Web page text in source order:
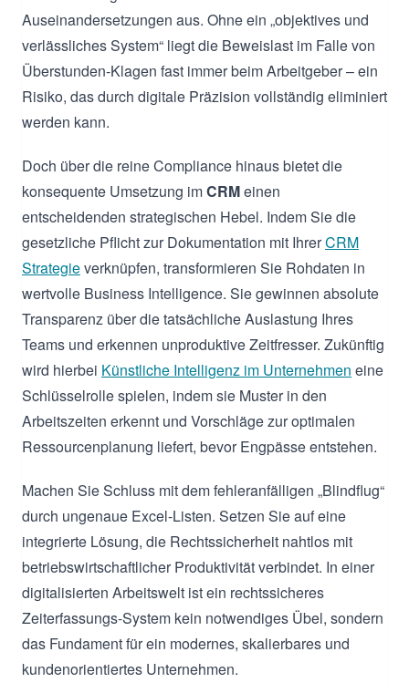
Auseinandersetzungen aus. Ohne ein „objektives und
verlässliches System“ liegt die Beweislast im Falle von
Überstunden-Klagen fast immer beim Arbeitgeber – ein
Risiko, das durch digitale Präzision vollständig eliminiert
werden kann.
Doch über die reine Compliance hinaus bietet die
konsequente Umsetzung imCRMeinen
entscheidenden strategischen Hebel. Indem Sie die
gesetzliche Pflicht zur Dokumentation mit IhrerCRM
Strategieverknüpfen, transformieren Sie Rohdaten in
wertvolle Business Intelligence. Sie gewinnen absolute
Transparenz über die tatsächliche Auslastung Ihres
Teams und erkennen unproduktive Zeitfresser. Zukünftig
wird hierbei Künstliche Intelligenz im Unternehmen eine
Schlüsselrolle spielen, indem sie Muster in den
Arbeitszeiten erkennt und Vorschläge zur optimalen
Ressourcenplanung liefert, bevor Engpässe entstehen.
Machen Sie Schluss mit dem fehleranfälligen „Blindflug“
durch ungenaue Excel-Listen. Setzen Sie auf eine
integrierte Lösung, die Rechtssicherheit nahtlos mit
betriebswirtschaftlicher Produktivität verbindet. In einer
digitalisierten Arbeitswelt ist ein rechtssicheres
Zeiterfassungs-System kein notwendiges Übel, sondern
das Fundament für ein modernes, skalierbares und
kundenorientiertes Unternehmen.